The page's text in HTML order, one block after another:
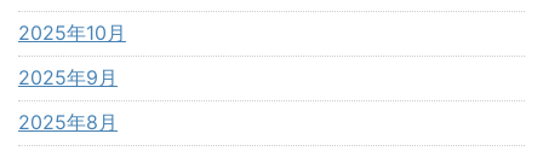
2025年10月
2025年9月
2025年8月